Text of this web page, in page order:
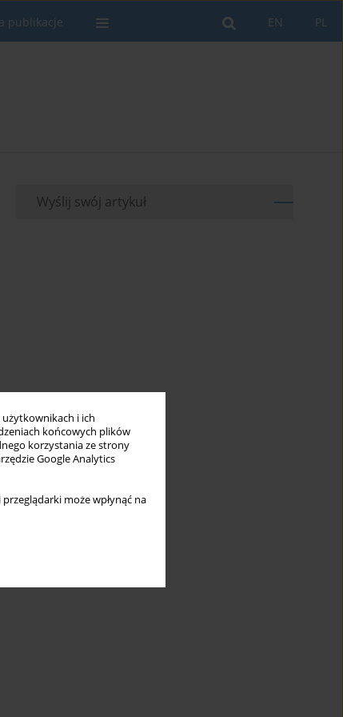
i ich
końcowych plików
korzystania ze strony
Google Analytics
może wpłynąć na
PL
EN
publikacje
Wyślij swój artykuł